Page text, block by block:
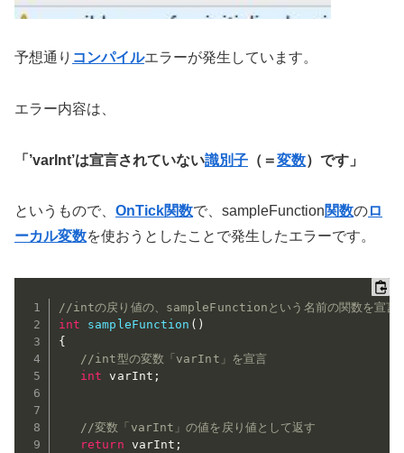
予想通り コンパイルエラーが発生しています。
エラー内容は、
「’varInt’は宣言されていない識別子 （＝変数）です」
というもので、 OnTick関数で、sampleFunction関数のロ
ーカル変数を使おうとしたことで発生したエラーです。
//intの戻り値の、sampleFunctionという名前の関数を宣言
int
sampleFunction ( )
{
//int型の変数「varInt」を宣言
int varInt ;
//変数「varInt」の値を戻り値として返す
return varInt ;